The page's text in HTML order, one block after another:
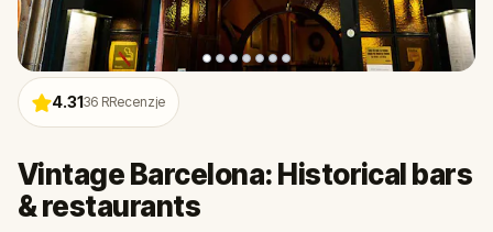
4.3136 RRecenzje
Vintage Barcelona: Historical bars
& restaurants